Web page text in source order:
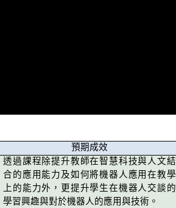
預期成效
透過課程除提升教師在智慧科技與人文結
合的應用能力及如何將機器人應用在教學
上的能力外，更提升學生在機器人交談的
學習興趣與對於機器人的應用與技術。